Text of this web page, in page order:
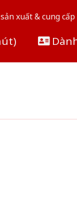
xuất & cung